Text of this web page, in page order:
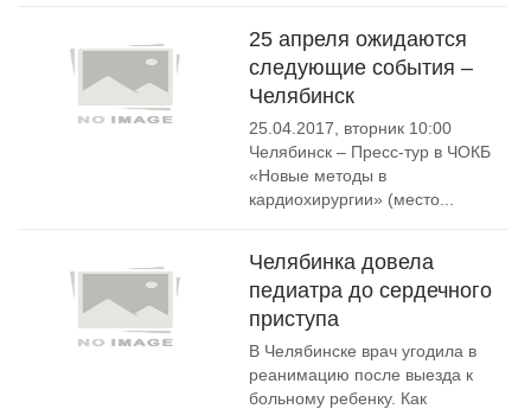
25 апреля ожидаются
следующие события –
Челябинск
25.04.2017, вторник 10:00
Челябинск – Пресс-тур в ЧОКБ
«Новые методы в
кардиохирургии» (место...
Челябинка довела
педиатра до сердечного
приступа
В Челябинске врач угодила в
реанимацию после выезда к
больному ребенку. Как